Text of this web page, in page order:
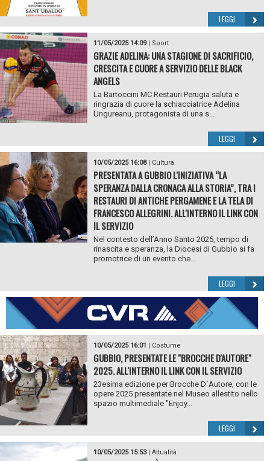
LEGGI
11/05/2025 14:09| Sport
GRAZIE ADELINA: UNA STAGIONE DI SACRIFICIO,
CRESCITA E CUORE A SERVIZIO DELLE BLACK
ANGELS
La Bartoccini MC Restauri Perugia saluta e
ringrazia di cuore la schiacciatrice Adelina
Ungureanu, protagonista di una s...
LEGGI
10/05/2025 16:08| Cultura
PRESENTATA A GUBBIO L'INIZIATIVA “LA
SPERANZA DALLA CRONACA ALLA STORIA”, TRA I
RESTAURI DI ANTICHE PERGAMENE E LA TELA DI
FRANCESCO ALLEGRINI. ALL'INTERNO IL LINK CON
IL SERVIZIO
Nel contesto dell’Anno Santo 2025, tempo di
rinascita e speranza, la Diocesi di Gubbio si fa
promotrice di un evento che...
LEGGI
10/05/2025 16:01 | Costume
GUBBIO, PRESENTATE LE "BROCCHE D'AUTORE"
2025. ALL'INTERNO IL LINK CON IL SERVIZIO
23esima edizione per Brocche D`Autore, con le
opere 2025 presentate nel Museo allestito nello
spazio multimediale "Enjoy...
LEGGI
10/05/2025 15:53| Attualità